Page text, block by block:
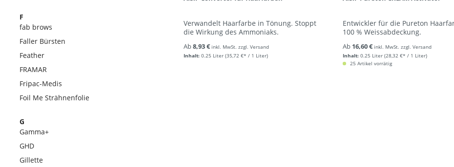
F
fab brows
Faller Bürsten
Feather
FRAMAR
Fripac-Medis
Foil Me Strähnenfolie
G
Gamma+
GHD
Gillette
Verwandelt Haarfarbe in Tönung. Stoppt
die Wirkung des Ammoniaks.
Inhalt: 0.25 Liter (35,72 €* / 1 Liter)
Ab8,93 € inkl. MwSt. zzgl. Versand
Entwickler für die Pureton
100 % Weissabdeckung.
Inhalt: 0.25 Liter (28,32 €* / 1 Liter)
Ab 16,60 € inkl. MwSt. zzgl. Versand
25 Artikel vorrätig